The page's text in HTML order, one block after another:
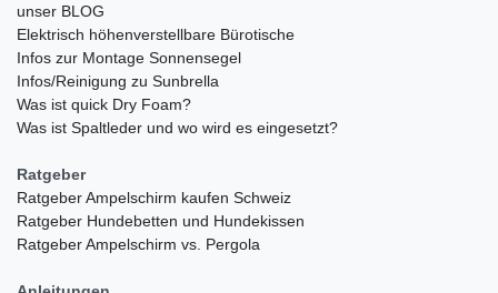
unser BLOG
Elektrisch höhenverstellbare Bürotische
Infos zur Montage Sonnensegel
Infos/Reinigung zu Sunbrella
Was ist quick Dry Foam?
Was ist Spaltleder und wo wird es eingesetzt?
Ratgeber
Ratgeber Ampelschirm kaufen Schweiz
Ratgeber Hundebetten und Hundekissen
Ratgeber Ampelschirm vs. Pergola